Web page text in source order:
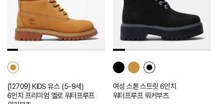
추
가
[12709] KIDS 유스 (5-9세)
6인치 프리미엄 옐로 워터프루프
트
추
가
여성 스톤 스트릿 6인치
워터프루프 워커부츠